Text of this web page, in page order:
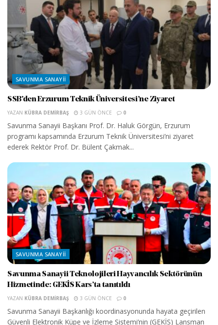
SAVUNMA SANAYII
SSB’den Erzurum Teknik Üniversitesi’ne Ziyaret
YAZAN KÜBRA DEMIRBAŞ 3 GÜN ÖNCE 0
Savunma Sanayii Başkanı Prof. Dr. Haluk Görgün, Erzurum
programı kapsamında Erzurum Teknik Üniversitesi’ni ziyaret
ederek Rektör Prof. Dr. Bülent Çakmak...
SAVUNMA SANAYII
Savunma Sanayii Teknolojileri Hayvancılık Sektörünün
Hizmetinde: GEKİS Kars’ta tanıtıldı
YAZAN KÜBRA DEMIRBAŞ 3 GÜN ÖNCE 0
Savunma Sanayii Başkanlığı koordinasyonunda hayata geçirilen
Güvenli Elektronik Küpe ve İzleme Sistemi’nin (GEKİS) Lansman